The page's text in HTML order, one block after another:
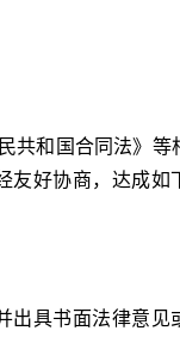
共和国合同法》等
友好协商，达成如
出具书面法律意见